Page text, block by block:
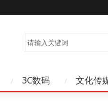
3C数码 文化传